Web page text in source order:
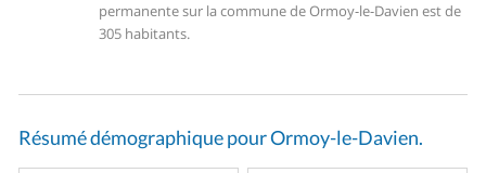
permanente sur la commune de Ormoy-le-Davien est de
305 habitants.
Résumé démographique pour Ormoy-le-Davien.